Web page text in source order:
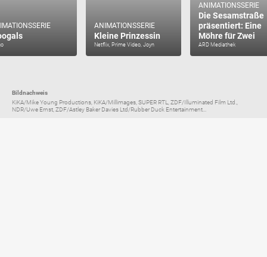
ANIMATIONSSERIE
Kleine Prinzessin
Netflix, Prime Video, Joyn
ANIMATIONSSERIE
Die Sesamstraße
präsentiert: Eine
Möhre für Zwei
ARD Mediathek
Bildnachweis
KiKA/Mike Young Productions, KiKA/Millimages, SUPER RTL, ZDF/Illuminated Film Ltd.,
NDR/Uwe Ernst, ZDF/Astley Baker Davies Ltd/Rubber Duck Entertainment...